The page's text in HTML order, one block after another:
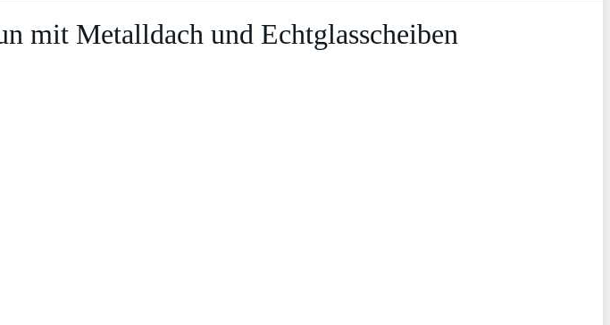
mit Metalldach und Echtglasscheiben